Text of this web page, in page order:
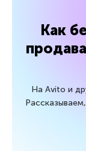
Как
На Avito и